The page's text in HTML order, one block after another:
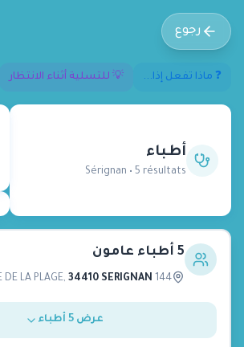
رجوع
❓ ماذا تفعل إذا... 💡 للتسلية أثناء الانتظار
أطباء
Sérignan • 5 résultats
5 أطباء عامون
144 AVENUE DE LA PLAGE
, 34410 SERIGNAN
عرض 5 أطباء